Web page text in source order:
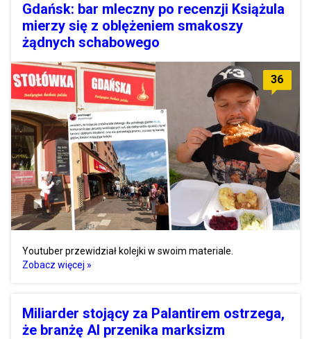
Gdańsk: bar mleczny po recenzji Książula
mierzy się z oblężeniem smakoszy
żądnych schabowego
36
Youtuber przewidział kolejki w swoim materiale.
Zobacz więcej »
Miliarder stojący za Palantirem ostrzega,
że branżę AI przenika marksizm